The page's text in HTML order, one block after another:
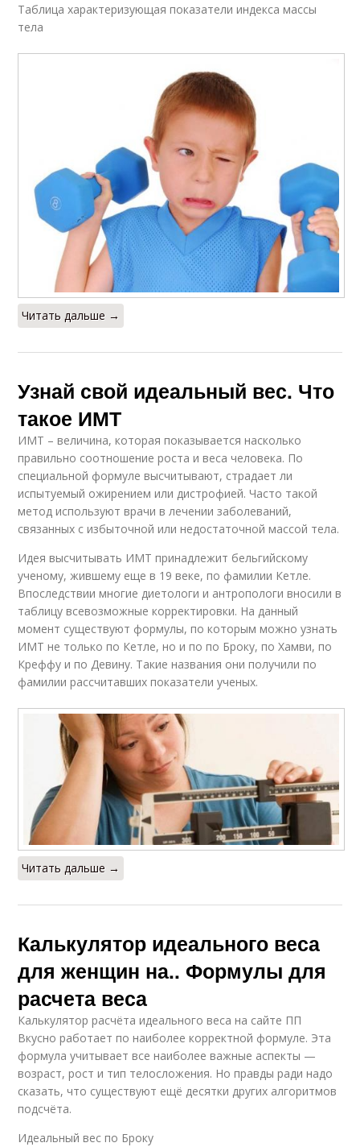
Таблица характеризующая показатели индекса массы
тела
Читать дальше →
Узнай свой идеальный вес. Что
такое ИМТ
ИМТ – величина, которая показывается насколько
правильно соотношение роста и веса человека. По
специальной формуле высчитывают, страдает ли
испытуемый ожирением или дистрофией. Часто такой
метод используют врачи в лечении заболеваний,
связанных с избыточной или недостаточной массой тела.
Идея высчитывать ИМТ принадлежит бельгийскому
ученому, жившему еще в 19 веке, по фамилии Кетле.
Впоследствии многие диетологи и антропологи вносили в
таблицу всевозможные корректировки. На данный
момент существуют формулы, по которым можно узнать
ИМТ не только по Кетле, но и по по Броку, по Хамви, по
Креффу и по Девину. Такие названия они получили по
фамилии рассчитавших показатели ученых.
Читать дальше →
Калькулятор идеального веса
для женщин на.. Формулы для
расчета веса
Калькулятор расчёта идеального веса на сайте ПП
Вкусно работает по наиболее корректной формуле. Эта
формула учитывает все наиболее важные аспекты —
возраст, рост и тип телосложения. Но правды ради надо
сказать, что существуют ещё десятки других алгоритмов
подсчёта.
Идеальный вес по Броку